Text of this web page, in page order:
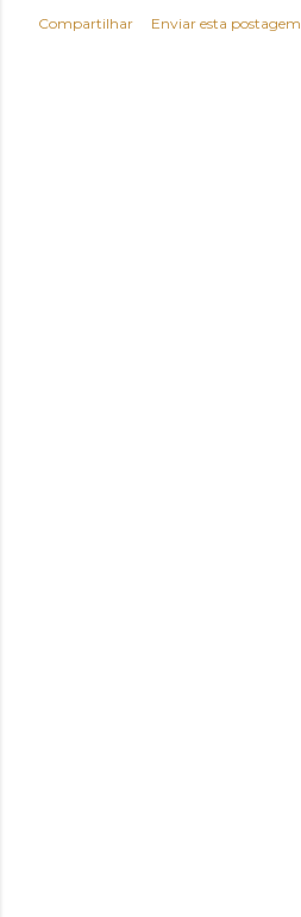
Compartilhar Enviar esta postagem